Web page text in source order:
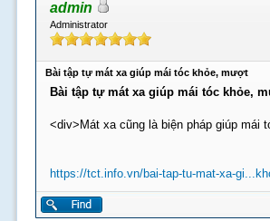
admin
Administrator
Bài tập tự mát xa giúp mái tóc khỏe, mượt
Bài tập tự mát xa giúp mái tóc khỏe,
<div>Mát xa cũng là biện pháp giúp mái
https://tct.info.vn/bai-tap-tu-mat-xa-